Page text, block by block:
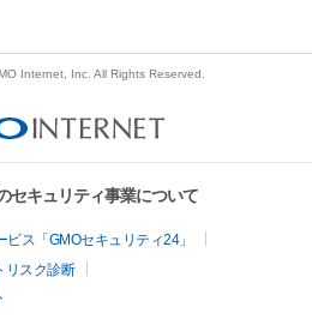
Internet, Inc. All Rights Reserved.
セキュリティ事業について
ス「GMOセキュリティ24」
リスク診断